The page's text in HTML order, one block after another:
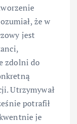
że w
jest
zdolni do
Utrzymywał
potrafił
je